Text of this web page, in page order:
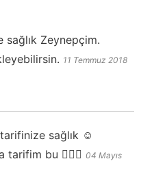
sağlık Zeynepçim.
11 Temmuz 2018
sağlık ☺️
bu 👍🏻💐 04 Mayıs